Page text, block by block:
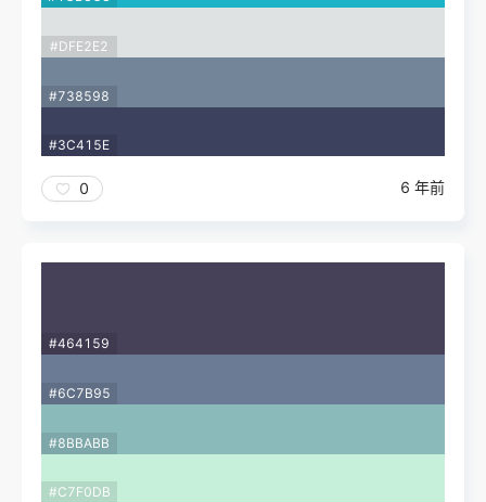
#DFE2E2
#738598
#3C415E
0 6 年前
#464159
#6C7B95
#8BBABB
#C7F0DB